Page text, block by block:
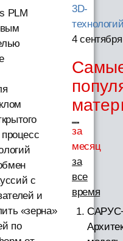
PLM
с
и
«зерна»
по
3D-
4
за
месяц
за
все
время